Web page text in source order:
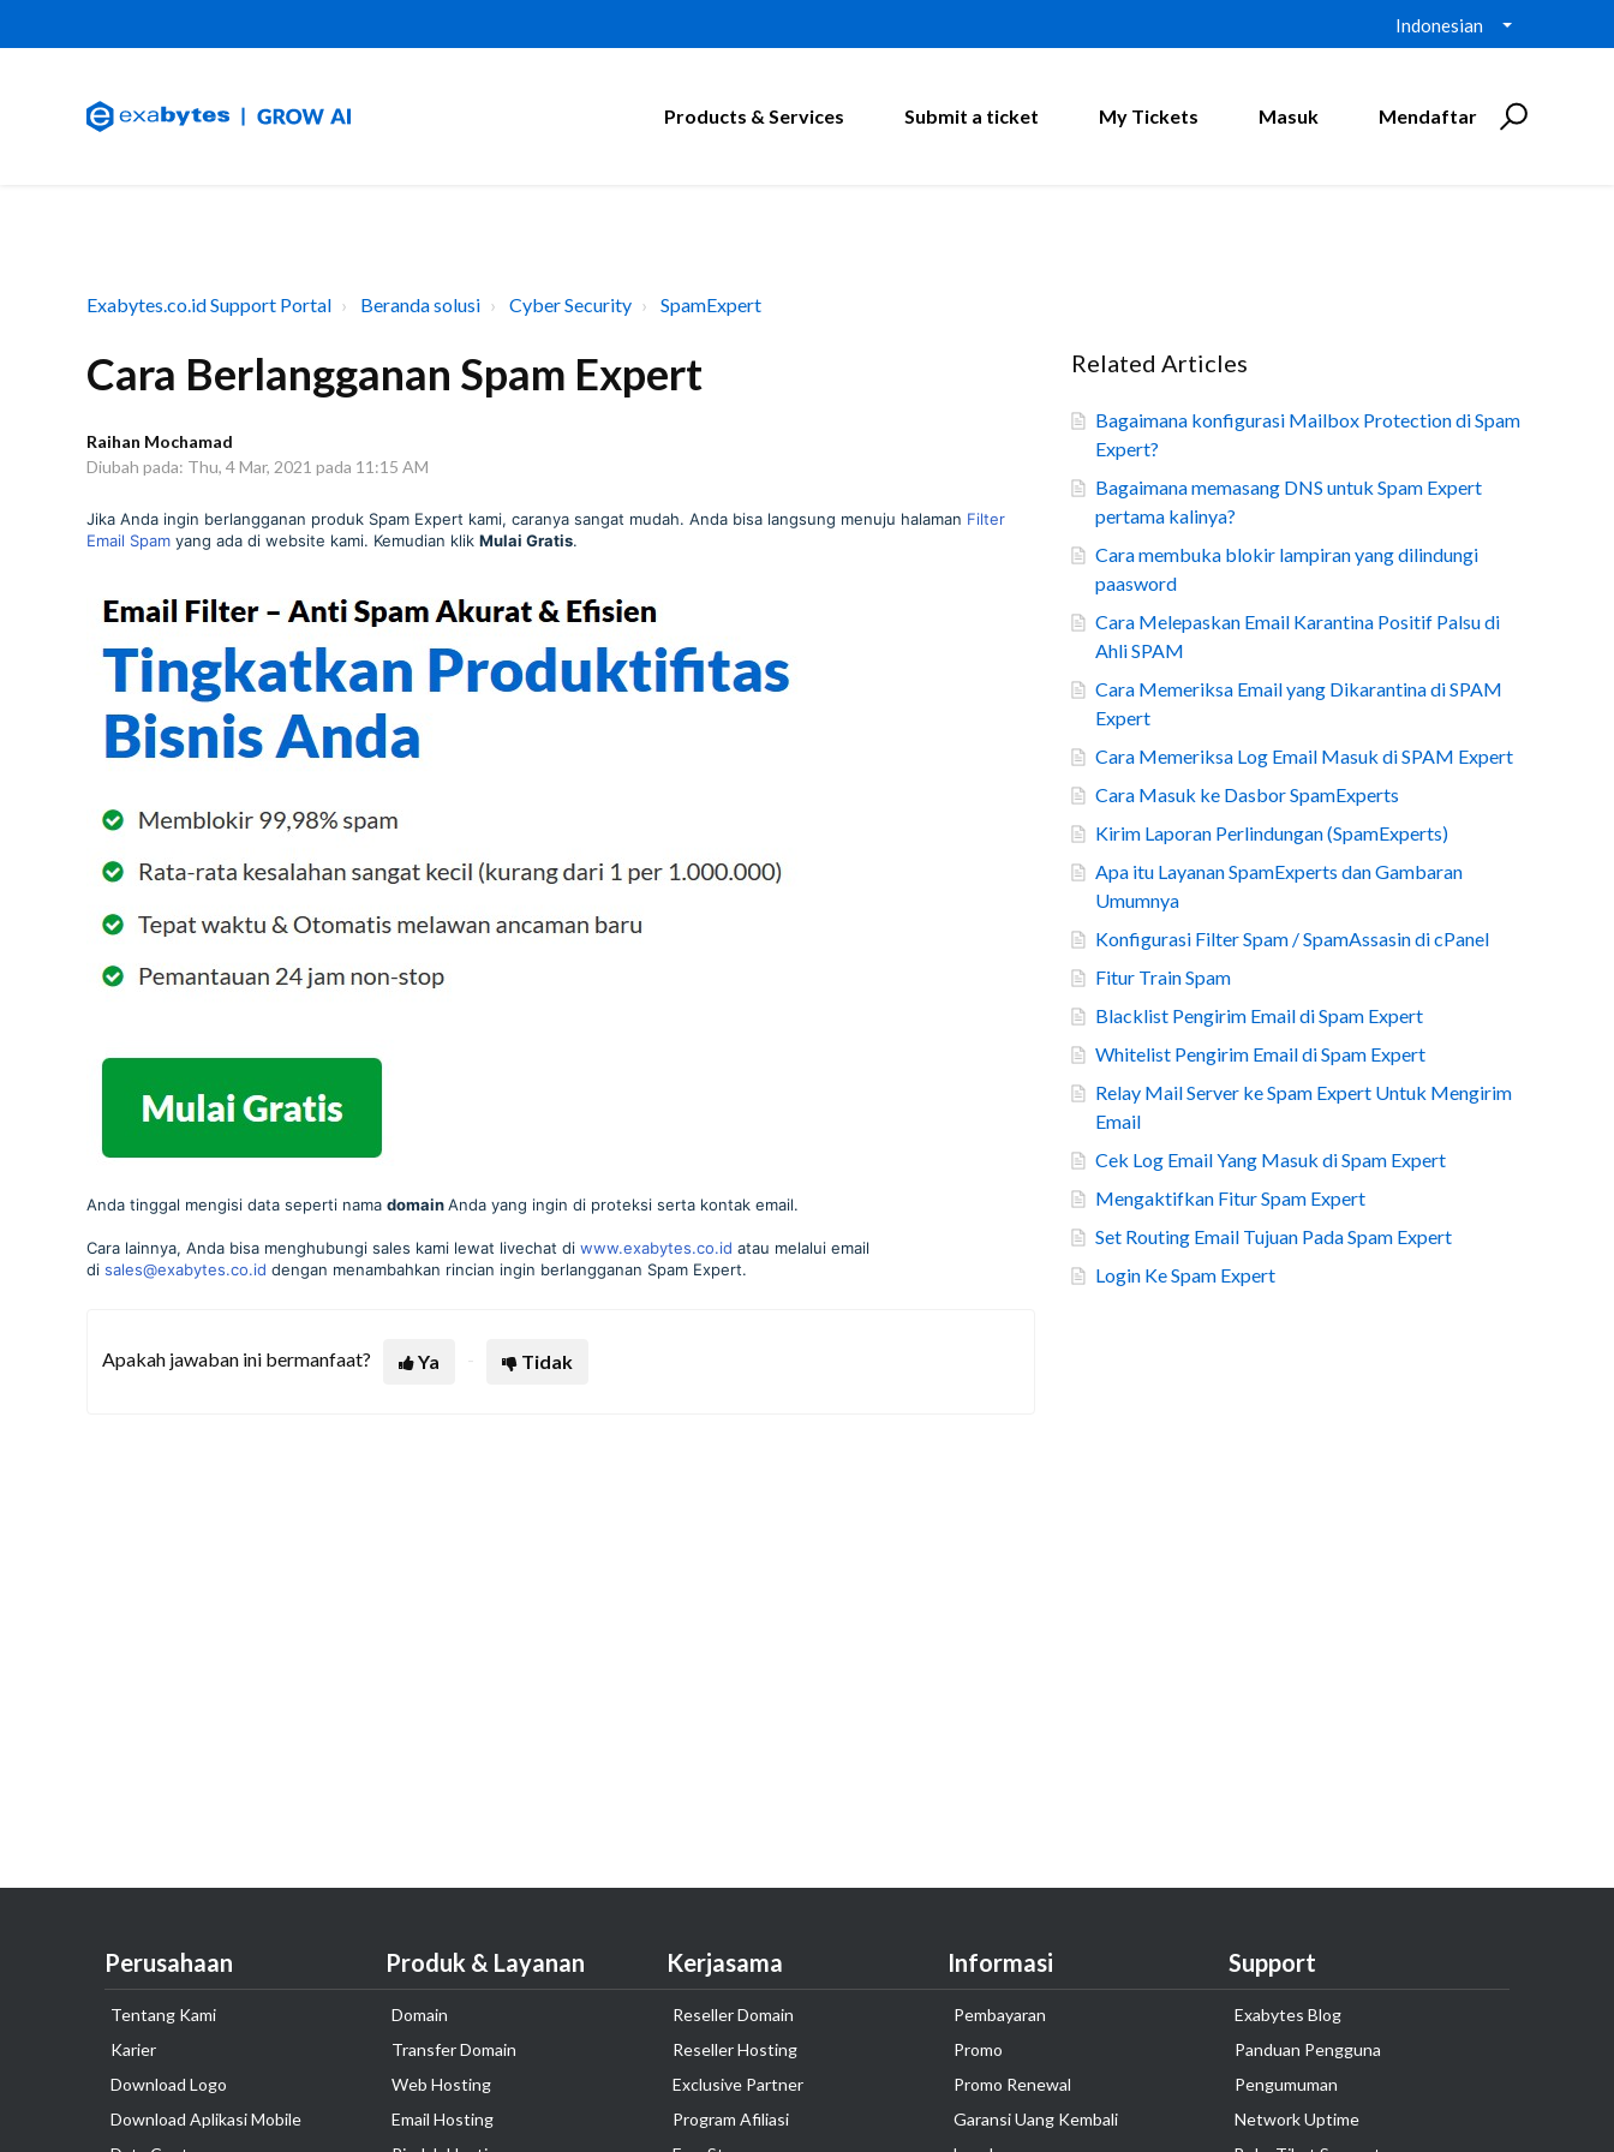
Indonesian
Products & Services Submit a ticket My Tickets Masuk Mendaftar
Exabytes.co.id Support Portal Beranda solusi Cyber Security SpamExpert
Cara Berlangganan Spam Expert
Raihan Mochamad
Diubah pada: Thu, 4 Mar, 2021 pada 11:15 AM
Jika Anda ingin berlangganan produk Spam Expert kami, caranya sangat mudah. Anda bisa langsung menuju halaman Filter
Email Spam yang ada di website kami. Kemudian klik Mulai Gratis.
Anda tinggal mengisi data seperti nama domainAnda yang ingin di proteksi serta kontak email.
Cara lainnya, Anda bisa menghubungi sales kami lewat livechat di www.exabytes.co.id atau melalui email
di sales@exabytes.co.id dengan menambahkan rincian ingin berlangganan Spam Expert.
Apakah jawaban ini bermanfaat? Ya Tidak
Related Articles
Bagaimana konfigurasi Mailbox Protection di Spam
Expert?
Bagaimana memasang DNS untuk Spam Expert
pertama kalinya?
Cara membuka blokir lampiran yang dilindungi
paasword
Cara Melepaskan Email Karantina Positif Palsu di
Ahli SPAM
Cara Memeriksa Email yang Dikarantina di SPAM
Expert
Cara Memeriksa Log Email Masuk di SPAM Expert
Cara Masuk ke Dasbor SpamExperts
Kirim Laporan Perlindungan (SpamExperts)
Apa itu Layanan SpamExperts dan Gambaran
Umumnya
Konfigurasi Filter Spam / SpamAssasin di cPanel
Fitur Train Spam
Blacklist Pengirim Email di Spam Expert
Whitelist Pengirim Email di Spam Expert
Relay Mail Server ke Spam Expert Untuk Mengirim
Email
Cek Log Email Yang Masuk di Spam Expert
Mengaktifkan Fitur Spam Expert
Set Routing Email Tujuan Pada Spam Expert
Login Ke Spam Expert
Perusahaan
Tentang Kami
Karier
Download Logo
Download Aplikasi Mobile
Produk & Layanan
Domain
Transfer Domain
Web Hosting
Email Hosting
Kerjasama
Reseller Domain
Reseller Hosting
Exclusive Partner
Program Afiliasi
Informasi
Pembayaran
Promo
Promo Renewal
Garansi Uang Kembali
Support
Exabytes Blog
Panduan Pengguna
Pengumuman
Network Uptime